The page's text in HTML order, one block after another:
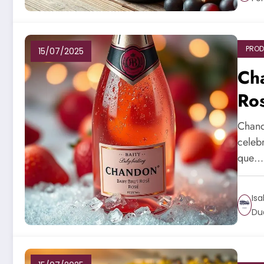
15/07/2025
que…